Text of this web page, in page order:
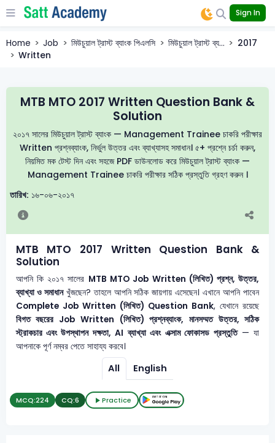
Sign In
Home Job মিউচুয়াল ট্রাস্ট ব্যাংক পিএলসি মিউচুয়াল ট্রাস্ট ব্য...
2017
Written
MTB MTO 2017 Written Question Bank &
Solution
২০১৭ সালের মিউচুয়াল ট্রাস্ট ব্যাংক — Management Trainee চাকরি পরীক্ষার
Written প্রশ্নব্যাংক, নির্ভুল উত্তর এবং ব্যাখ্যাসহ সমাধান। ৫+ প্রশ্নে চর্চা করুন,
নিয়মিত মক টেস্ট দিন এবং সহজে PDF ডাউনলোড করে মিউচুয়াল ট্রাস্ট ব্যাংক —
Management Trainee চাকরি পরীক্ষার সঠিক প্রস্তুতি গ্রহণ করুন ।
তারিখ: ১৬-০৬-২০১৭
MTB MTO 2017 Written Question Bank &
Solution
আপনি কি ২০১৭ সালের MTB MTO Job Written (লিখিত) প্রশ্ন, উত্তর,
ব্যাখ্যা ও সমাধানখুঁজছেন? তাহলে আপনি সঠিক জায়গায় এসেছেন। এখানে আপনি পাবেন
Complete Job Written (লিখিত) Question Bank, যেখানে রয়েছে
বিগত বছরের Job Written (লিখিত) প্রশ্নব্যাংক, মানসম্মত উত্তর, সঠিক
স্ট্রাকচার এবং উপস্থাপন দক্ষতা, AI ব্যাখ্যা এবং এক্সাম ফোকাসড প্রস্তুতি— যা
আপনাকে পূর্ণ নম্বর পেতে সাহায্য করবে।
All English
MCQ:224 CQ:6 Practice